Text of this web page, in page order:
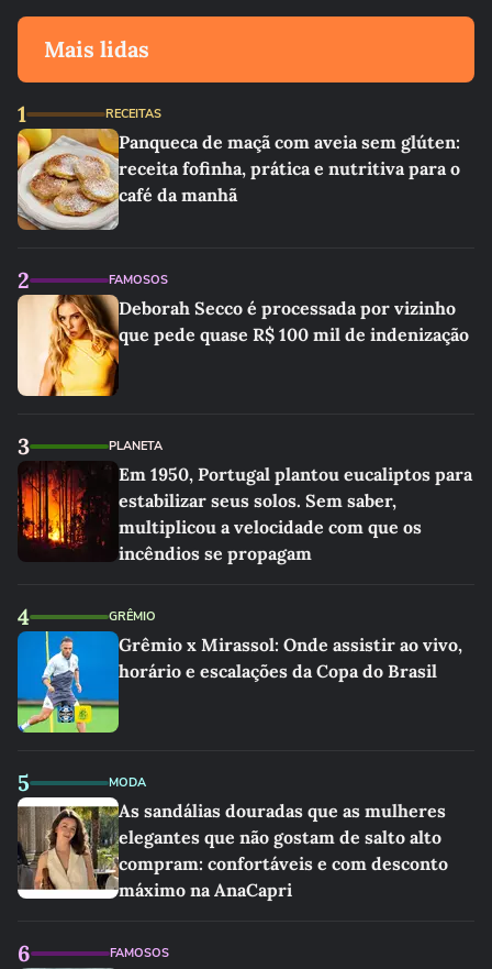
Mais lidas
1 RECEITAS
Panqueca de maçã com aveia sem glúten:
receita fofinha, prática e nutritiva para o
café da manhã
2 FAMOSOS
Deborah Secco é processada por vizinho
que pede quase R$ 100 mil de indenização
3 PLANETA
Em 1950, Portugal plantou eucaliptos para
estabilizar seus solos. Sem saber,
multiplicou a velocidade com que os
incêndios se propagam
4 GRÊMIO
Grêmio x Mirassol: Onde assistir ao vivo,
horário e escalações da Copa do Brasil
5 MODA
As sandálias douradas que as mulheres
elegantes que não gostam de salto alto
compram: confortáveis e com desconto
máximo na AnaCapri
6 FAMOSOS